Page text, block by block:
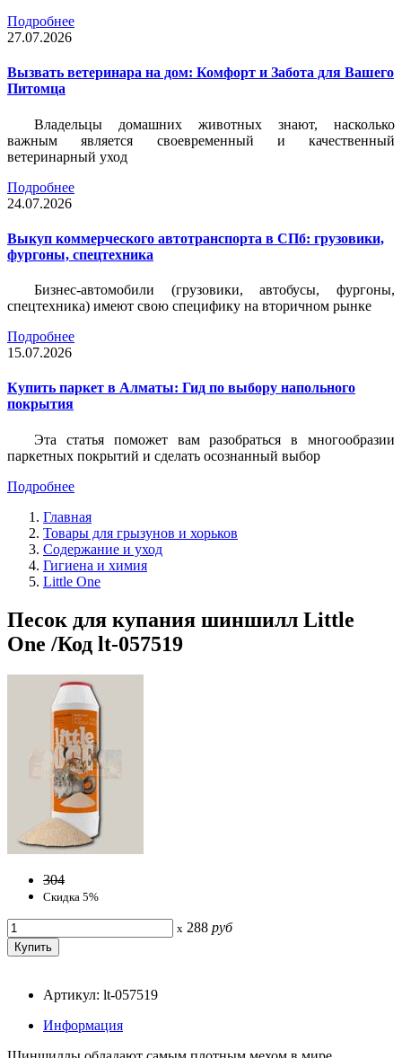
Подробнее
27.07.2026
Вызвать ветеринара на дом: Комфорт и Забота для Вашего
Питомца
Владельцы домашних животных знают, насколько
важным является своевременный и качественный
ветеринарный уход
Подробнее
24.07.2026
Выкуп коммерческого автотранспорта в СПб: грузовики,
фургоны, спецтехника
Бизнес-автомобили (грузовики, автобусы, фургоны,
спецтехника) имеют свою специфику на вторичном рынке
Подробнее
15.07.2026
Купить паркет в Алматы: Гид по выбору напольного
покрытия
Эта статья поможет вам разобраться в многообразии
паркетных покрытий и сделать осознанный выбор
Подробнее
Главная
Товары для грызунов и хорьков
Содержание и уход
Гигиена и химия
Little One
Песок для купания шиншилл Little
One /Код lt-057519
304
Скидка 5%
x 288 руб
Артикул: lt-057519
Информация